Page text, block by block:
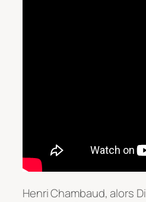
Henri Chambaud, alors